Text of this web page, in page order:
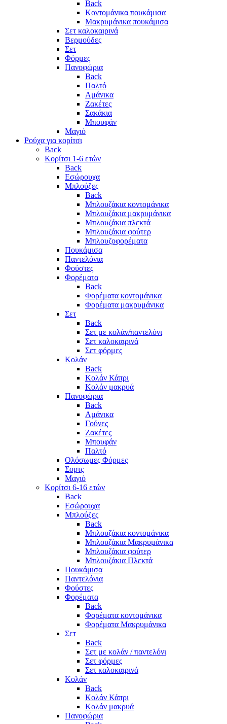
Back
Κοντομάνικα πουκάμισα
Μακρυμάνικα πουκάμισα
Σετ καλοκαιρινά
Βερμούδες
Σετ
Φόρμες
Πανοφώρια
Back
Παλτό
Αμάνικα
Ζακέτες
Σακάκια
Μπουφάν
Μαγιό
Ρούχα για κορίτσι
Back
Κορίτσι 1-6 ετών
Back
Εσώρουχα
Μπλούζες
Back
Μπλουζάκια κοντομάνικα
Μπλουζάκια μακρυμάνικα
Μπλουζάκια πλεκτά
Μπλουζάκια φούτερ
Μπλουζοφορέματα
Πουκάμισα
Παντελόνια
Φούστες
Φορέματα
Back
Φορέματα κοντομάνικα
Φορέματα μακρυμάνικα
Σετ
Back
Σετ με κολάν/παντελόνι
Σετ καλοκαιρινά
Σετ φόρμες
Κολάν
Back
Κολάν Κάπρι
Κολάν μακρυά
Πανοφώρια
Back
Αμάνικα
Γούνες
Ζακέτες
Μπουφάν
Παλτό
Ολόσωμες Φόρμες
Σορτς
Μαγιό
Κορίτσι 6-16 ετών
Back
Εσώρουχα
Μπλούζες
Back
Μπλουζάκια κοντομάνικα
Μπλουζάκια Μακρυμάνικα
Μπλουζάκια φούτερ
Μπλουζάκια Πλεκτά
Πουκάμισα
Παντελόνια
Φούστες
Φορέματα
Back
Φορέματα κοντομάνικα
Φορέματα Μακρυμάνικα
Σετ
Back
Σετ με κολάν / παντελόνι
Σετ φόρμες
Σετ καλοκαιρινά
Κολάν
Back
Κολάν Κάπρι
Κολάν μακρυά
Πανοφώρια